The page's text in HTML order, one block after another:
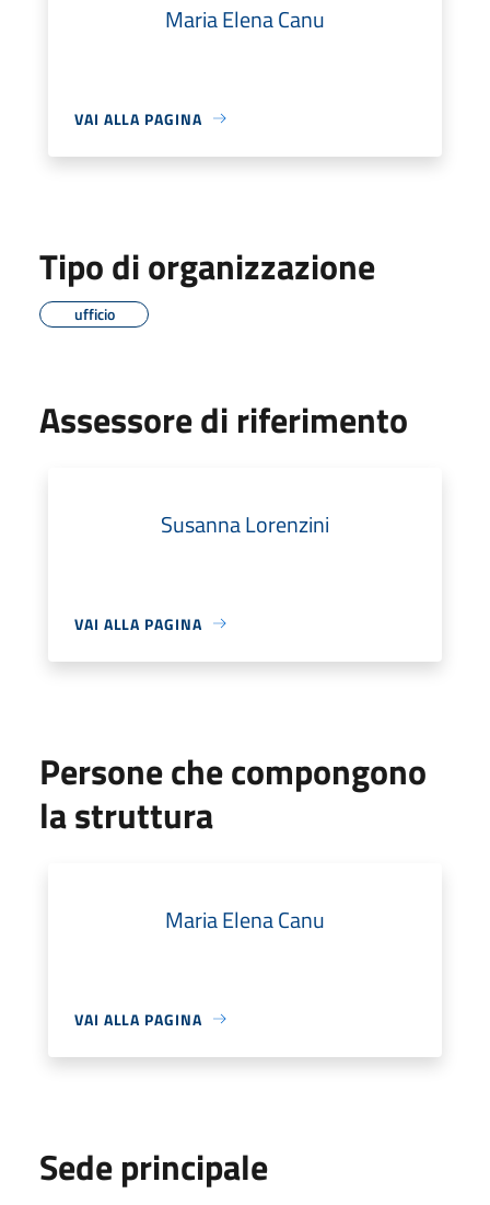
Maria Elena Canu
VAI ALLA PAGINA
Tipo di organizzazione
ufficio
Assessore di riferimento
Susanna Lorenzini
VAI ALLA PAGINA
Persone che compongono
la struttura
Maria Elena Canu
VAI ALLA PAGINA
Sede principale